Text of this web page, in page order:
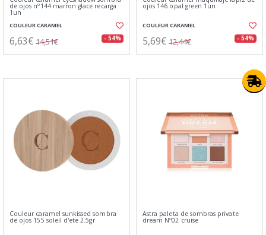
de ojos nº144 marron glace recarga
1un
COULEUR CARAMEL
6,63€ 14,51€ - 54%
ojos 146 opal green 1un
COULEUR CARAMEL
5,69€ 12,44€ - 54%
Couleur caramel sunkissed sombra
de ojos 155 soleil d'ete 2.5gr
Astra paleta de sombras private
dream Nº02 cruise